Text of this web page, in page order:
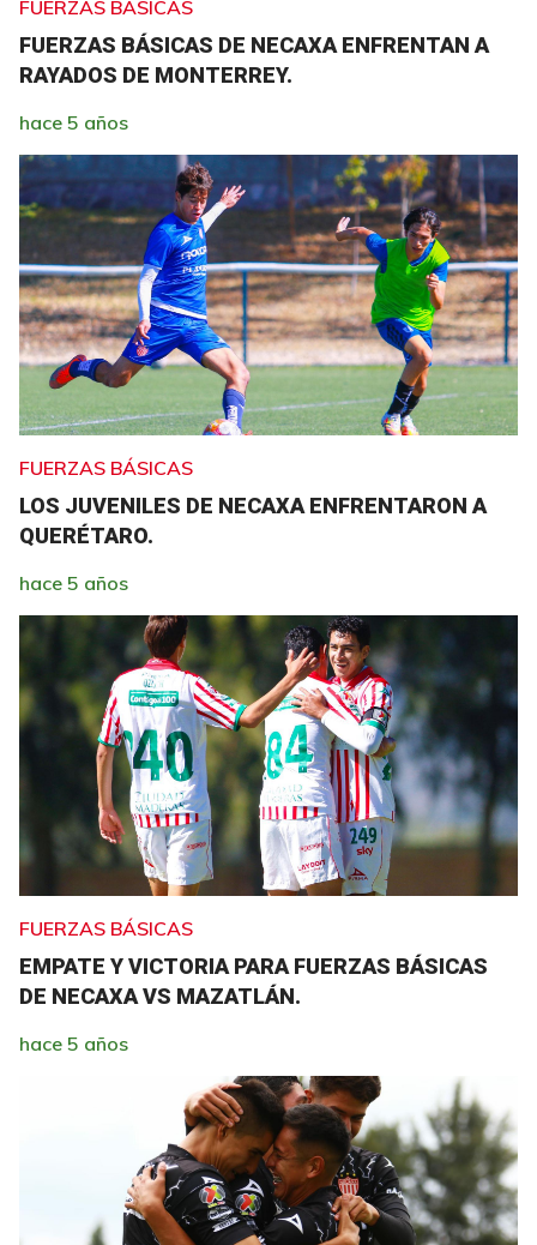
FUERZAS BÁSICAS
FUERZAS BÁSICAS DE NECAXA ENFRENTAN A
RAYADOS DE MONTERREY.
hace 5 años
FUERZAS BÁSICAS
LOS JUVENILES DE NECAXA ENFRENTARON A
QUERÉTARO.
hace 5 años
FUERZAS BÁSICAS
EMPATE Y VICTORIA PARA FUERZAS BÁSICAS
DE NECAXA VS MAZATLÁN.
hace 5 años